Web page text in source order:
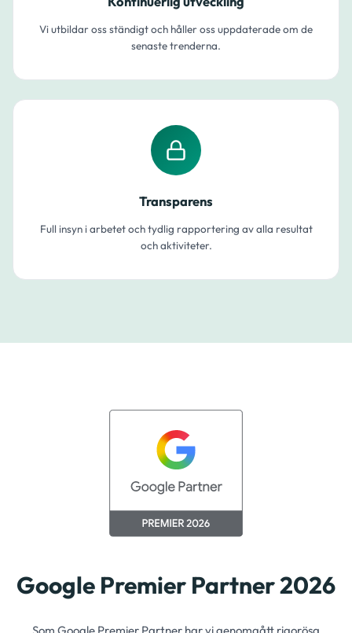
Vi utbildar oss ständigt och håller oss uppdaterade om de
senaste trenderna.
Transparens
Full insyn i arbetet och tydlig rapportering av alla resultat
och aktiviteter.
Google Premier Partner 2026